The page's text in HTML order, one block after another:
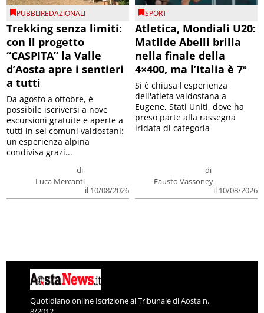
PUBBLIREDAZIONALI
Trekking senza limiti:
con il progetto
“CASPITA” la Valle
d’Aosta apre i sentieri
a tutti
di
Luca Mercanti
il 10/08/2026
Da agosto a ottobre, è
possibile iscriversi a nove
escursioni gratuite e aperte a
tutti in sei comuni valdostani:
un'esperienza alpina
condivisa grazi...
SPORT
Atletica, Mondiali U20:
Matilde Abelli brilla
nella finale della
4×400, ma l’Italia è 7ª
di
Fausto Vassoney
il 10/08/2026
Si è chiusa l'esperienza
dell'atleta valdostana a
Eugene, Stati Uniti, dove ha
preso parte alla rassegna
iridata di categoria
Quotidiano online Iscrizione al Tribunale di Aosta n.